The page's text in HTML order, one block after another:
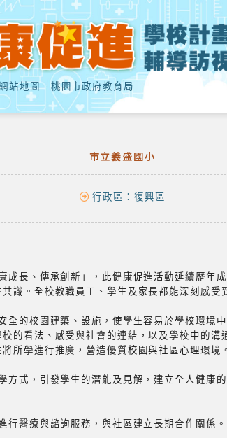
站地圖｜ 桃園市政府教育局
市立義盛國小
行政區： 復興區
長、傳承創新」，此健康促進活動延續歷年
識。全校教職員工、學生及家長都能深刻感受
的校園建築、設施，使學生容易於學校環境
的看法、感受與社會的連結，以及學校中的溝
所學進行推廣，營造優質校園與社區心理環境。
式，引發學生的潛能及見解，建立全人健康
醫療與諮詢服務，與社區建立長期合作關係。